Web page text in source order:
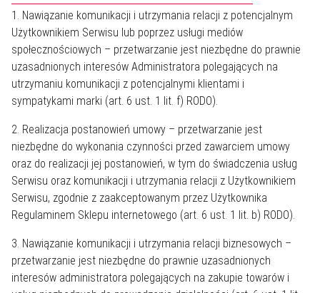
1. Nawiązanie komunikacji i utrzymania relacji z potencjalnym
Użytkownikiem Serwisu lub poprzez usługi mediów
społecznościowych – przetwarzanie jest niezbędne do prawnie
uzasadnionych interesów Administratora polegających na
utrzymaniu komunikacji z potencjalnymi klientami i
sympatykami marki (art. 6 ust. 1 lit. f) RODO).
2. Realizacja postanowień umowy – przetwarzanie jest
niezbędne do wykonania czynności przed zawarciem umowy
oraz do realizacji jej postanowień, w tym do świadczenia usług
Serwisu oraz komunikacji i utrzymania relacji z Użytkownikiem
Serwisu, zgodnie z zaakceptowanym przez Użytkownika
Regulaminem Sklepu internetowego (art. 6 ust. 1 lit. b) RODO).
3. Nawiązanie komunikacji i utrzymania relacji biznesowych –
przetwarzanie jest niezbędne do prawnie uzasadnionych
interesów administratora polegających na zakupie towarów i